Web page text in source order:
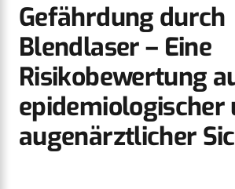
Gefährdung durch
Blendlaser – Eine
Risikobewertung
epidemiologischer
augenärztlicher